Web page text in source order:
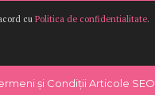
cu Politica de confidentialitate.
și Condiții Articole SEO